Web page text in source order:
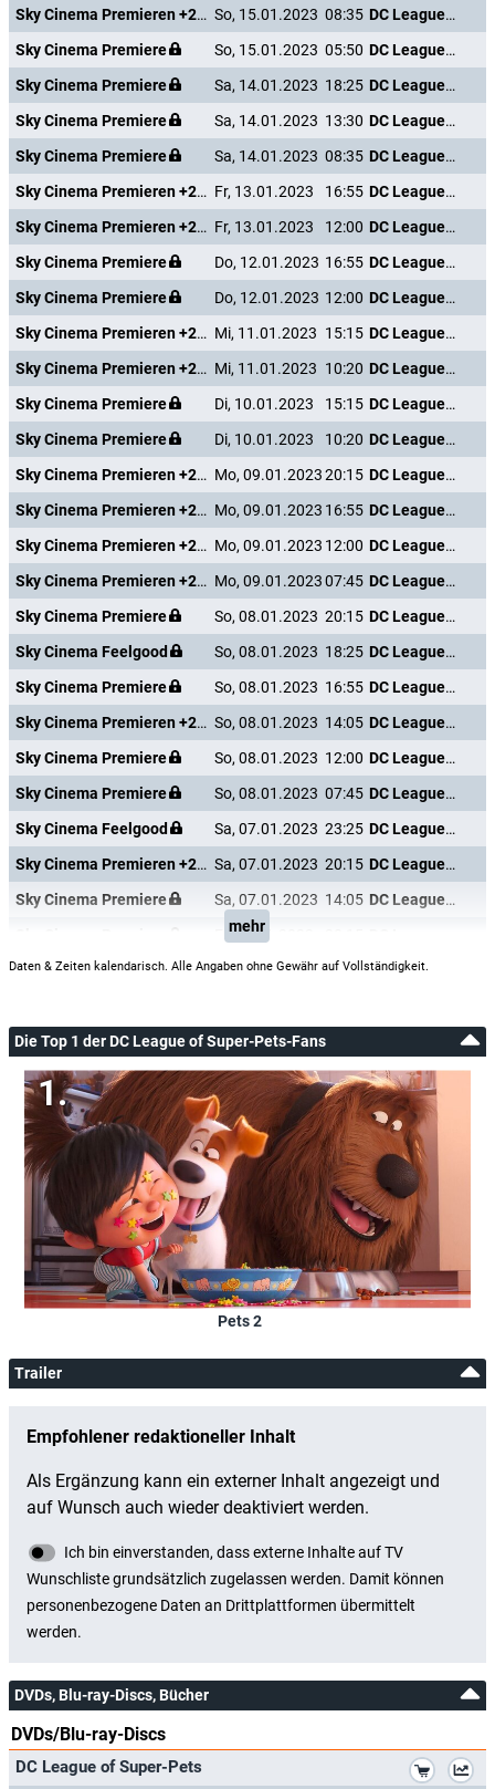
Sky Cinema Premieren +24 So, 15.01.2023 08:35
DC League of Super-Pets
Sky Cinema Premiere
So, 15.01.2023 05:50
DC League of Super-Pets
Sky Cinema Premiere
Sa, 14.01.2023 18:25
DC League of Super-Pets
Sky Cinema Premiere
Sa, 14.01.2023 13:30
DC League of Super-Pets
Sky Cinema Premiere
Sa, 14.01.2023 08:35
DC League of Super-Pets
Sky Cinema Premieren +24 Fr, 13.01.2023 16:55
DC League of Super-Pets
Sky Cinema Premieren +24 Fr, 13.01.2023 12:00
DC League of Super-Pets
Sky Cinema Premiere
Do, 12.01.2023 16:55
DC League of Super-Pets
Sky Cinema Premiere
Do, 12.01.2023 12:00
DC League of Super-Pets
Sky Cinema Premieren +24 Mi, 11.01.2023 15:15
DC League of Super-Pets
Sky Cinema Premieren +24 Mi, 11.01.2023 10:20
DC League of Super-Pets
Sky Cinema Premiere
Di, 10.01.2023 15:15
DC League of Super-Pets
Sky Cinema Premiere
Di, 10.01.2023 10:20
DC League of Super-Pets
Sky Cinema Premieren +24 Mo, 09.01.202320:15
DC League of Super-Pets
Sky Cinema Premieren +24 Mo, 09.01.2023 16:55
DC League of Super-Pets
Sky Cinema Premieren +24 Mo, 09.01.2023 12:00
DC League of Super-Pets
Sky Cinema Premieren +24 Mo, 09.01.202307:45
DC League of Super-Pets
Sky Cinema Premiere
So, 08.01.2023 20:15
DC League of Super-Pets
Sky Cinema Feelgood
So, 08.01.2023 18:25
DC League of Super-Pets
Sky Cinema Premiere
So, 08.01.2023 16:55
DC League of Super-Pets
Sky Cinema Premieren +24 So, 08.01.2023 14:05
DC League of Super-Pets
Sky Cinema Premiere
So, 08.01.2023 12:00
DC League of Super-Pets
Sky Cinema Premiere
So, 08.01.2023 07:45
DC League of Super-Pets
Sky Cinema Feelgood
Sa, 07.01.2023 23:25
DC League of Super-Pets
Sky Cinema Premieren +24 Sa, 07.01.2023 20:15
DC League of Super-Pets
Sky Cinema Premiere
Sa, 07.01.2023 14:05
DC League of Super-Pets
Fr, 06.01.2023
mehr
Daten & Zeiten kalendarisch. Alle Angaben ohne Gewähr auf Vollständigkeit.
Die Top 1 der DC League of Super-Pets-Fans
Pets 2
Trailer
DVDs, Blu-ray-Discs, Bücher
DVDs/Blu-ray-Discs
DC League of Super-Pets